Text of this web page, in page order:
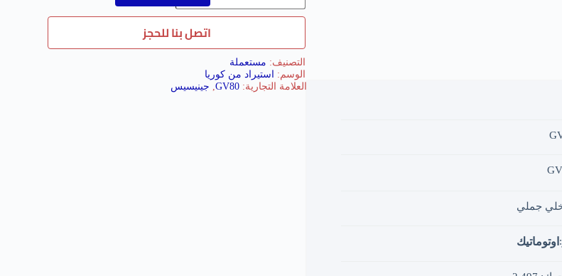
جملي
اوتوماتيك
اتصل بنا للحجز
التصنيف: مستعملة
الوسم:
استيراد من كوريا
العلامة التجارية: GV80
, جينيسيس